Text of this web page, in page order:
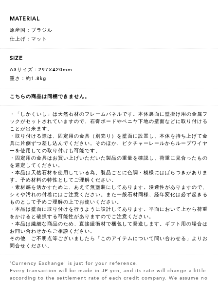
MATERIAL
原産国：ブラジル
仕上げ：マット
SIZE
A3サイズ：297×420mm
重さ：約1.8kg
こちらの商品は同梱できません。
・「しかくいし」は天然石材のフレームパネルです。本体裏面に壁掛け用の金属フ
ックがセットされていますので、石膏ボードやベニヤ下地の壁面などに取り付ける
ことが出来ます。
・取り付ける際は、固定用の金具（別売り）を壁面に設置し、本体を持ち上げて金
具に片側ずつ差し込んでください。そのほか、ピクチャーレールからループワイヤ
ーを使用しての取り付けも可能です。
・固定用の金具はお買い上げいただいた製品の重量を確認し、荷重に見合ったもの
を選定してください。
・本品は天然石材を使用している為、製品ごとに色調・模様にはばらつきがありま
す。予め材料の特性としてご理解ください。
・素材感を活かすために、あえて無塗装にしてあります。浸透性がありますので、
シミや汚れの付着にはご注意ください。また一般石材同様、経年変化は必ず起きる
ものとして予めご理解の上でお使いください。
・本品は壁面に取り付けを行うように設計してあります。平面において上から荷重
をかけると破損する可能性がありますのでご注意ください。
・本品は繊細な商品のため、直接緩衝材で梱包して発送します。ギフト用の場合は
お問い合わせからご相談ください。
その他 ご不明点等ございましたら「このアイテムについて問い合わせる」よりお
問合せください。
'Currency Exchange' is just for your reference.
Every transaction will be made in JP yen, and its rate will change a little
according to the settlement rate of each credit company. We assume no